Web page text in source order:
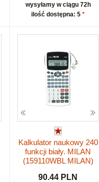
wysyłamy w ciągu 72h
ilość dostępna: 5 *
Kalkulator naukowy 240
funkcji biały. MILAN
(159110WBL MILAN)
90.44 PLN